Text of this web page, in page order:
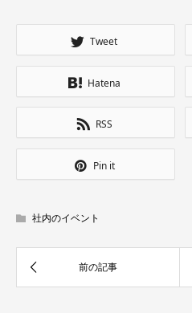
Tweet
Hatena
RSS
Pin it
社内のイベント